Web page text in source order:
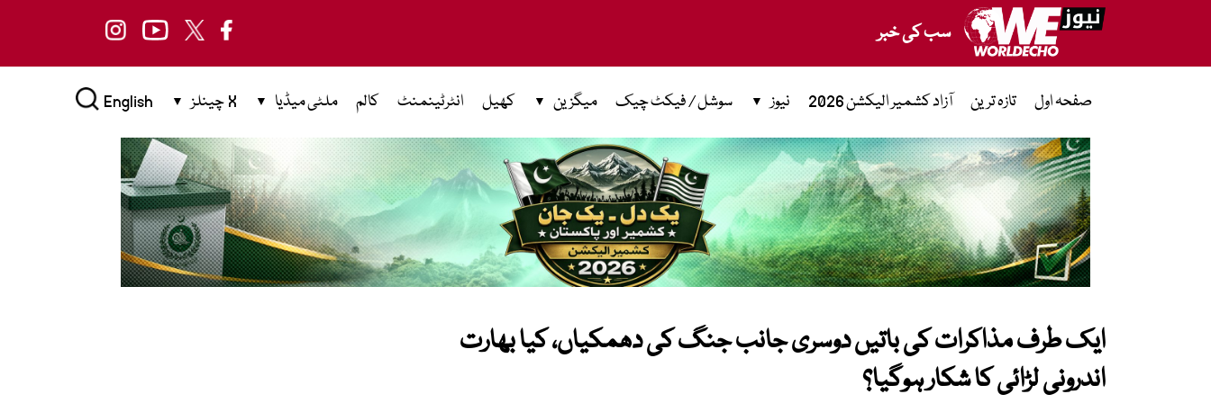
سب کی خبر
صفحہ اول تازہ ترین آزاد کشمیر الیکشن 2026 نیوز سوشل / فیکٹ چیک میگزین کھیل انٹرٹینمنٹ کالم ملٹی میڈیا X چینلز English
ایک طرف مذاکرات کی باتیں دوسری جانب جنگ کی دھمکیاں، کیا بھارت
اندرونی لڑائی کا شکار ہوگیا؟